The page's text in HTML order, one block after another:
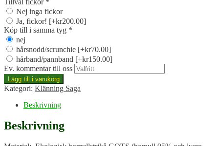
Nej inga fickor
Ja, fickor! [+kr200.00]
Köp till i samma tyg *
nej
hårsnodd/scrunchie [+kr70.00]
hårband/pannband [+kr150.00]
Ev. kommentar till oss
Klänning
Saga,
Grevilla
Lägg till i varukorg
Kategori: Klänning Saga
Beskrivning
Beskrivning